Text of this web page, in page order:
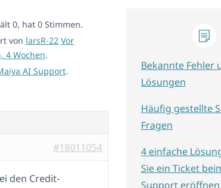
0, hat 0 Stimmen.
von larsR-22 Vor
4 Wochen.
AI Support.
#18011054
den Credit-
Bekannte Fehler
Lösungen
Häufig gestellte
Fragen
4 einfache
Sie ein Ticket
Support eröffnen